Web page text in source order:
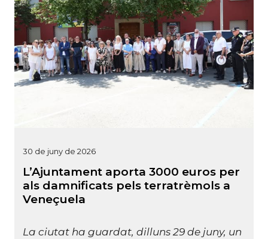
30 de juny de 2026
L’Ajuntament aporta 3000 euros per
als damnificats pels terratrèmols a
Veneçuela
La ciutat ha guardat, dilluns 29 de juny, un